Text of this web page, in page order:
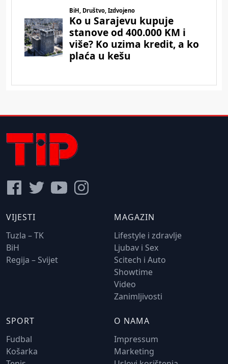
VIJESTI
Tuzla – TK
BiH
Regija – Svijet
MAGAZIN
Lifestyle i zdravlje
Ljubav i Sex
Scitech i Auto
Showtime
Video
Zanimljivosti
SPORT
Fudbal
Košarka
O NAMA
Impressum
Marketing